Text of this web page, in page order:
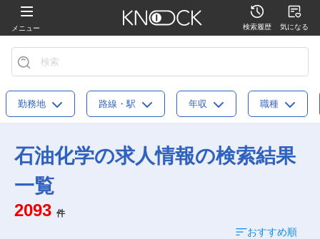
メニュー 検索履歴 気になる
勤務地 路線・駅 年収 職種
石油化学の求人情報の検索結果
一覧
2093 件
おすすめ順